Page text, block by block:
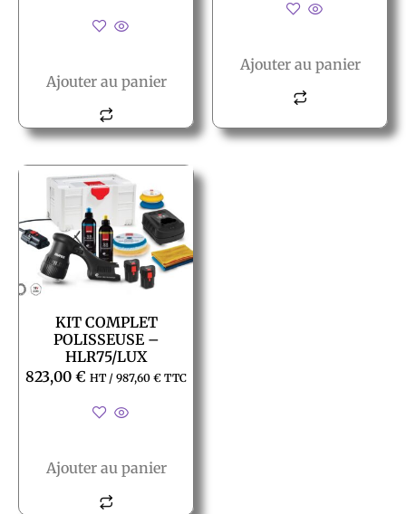
Ajouter au panier
Ajouter au panier
KIT COMPLET
POLISSEUSE –
HLR75/LUX
823,00 € HT / 987,60 € TTC
Ajouter au panier